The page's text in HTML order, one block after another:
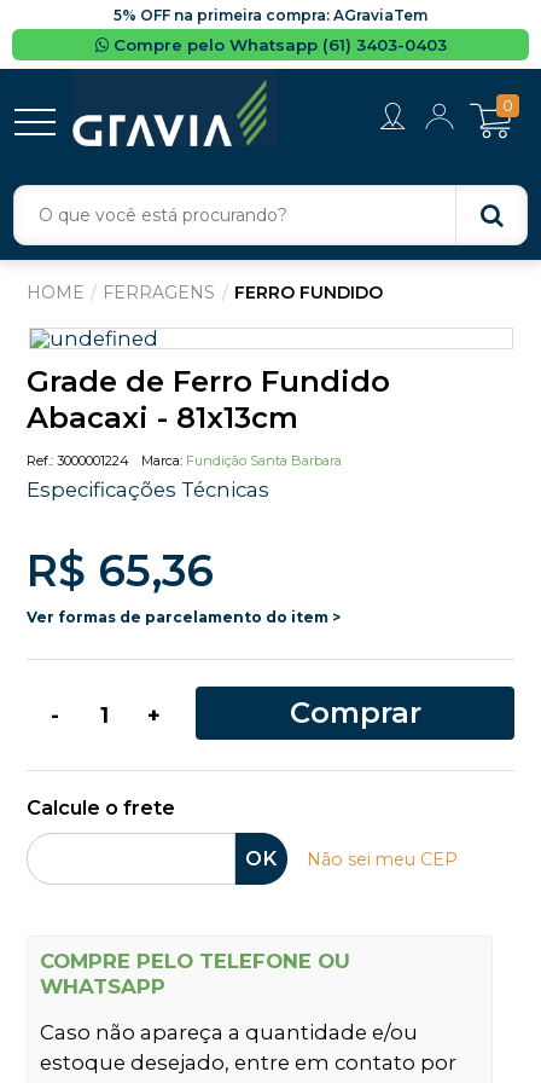
5% OFF na primeira compra: AGraviaTem
Compre pelo Whatsapp (61) 3403-0403
0
FERRAGENS FERRO FUNDIDO
Grade de Ferro Fundido
Abacaxi - 81x13cm
3000001224 Fundição Santa Barbara
Especificações Técnicas
R$ 65,36
Ver formas de parcelamento do item >
- + Comprar
Calcule o frete
OK Não sei meu CEP
COMPRE PELO TELEFONE OU
WHATSAPP
Caso não apareça a quantidade e/ou
estoque desejado, entre em contato por